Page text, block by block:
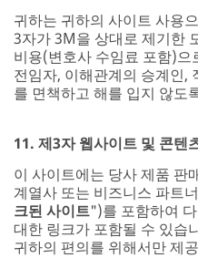
귀하는 귀하의 사이트 사용
3자가 3M을 상대로 제기한
비용(변호사 수임료 포함)
전임자, 이해관계의 승계인,
를 면책하고 해를 입지 않도
11. 제3자 웹사이트 및 콘텐
이 사이트에는 당사 제품 판
계열사 또는 비즈니스 파트
크된 사이트")를 포함하여
대한 링크가 포함될 수 있습
귀하의 편의를 위해서만 제